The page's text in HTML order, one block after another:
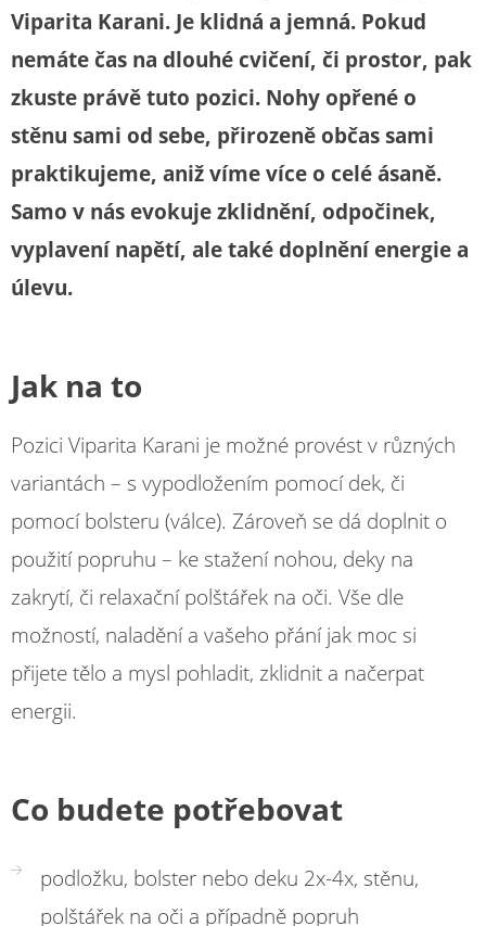
Viparita Karani. Je klidná a jemná. Pokud
nemáte čas na dlouhé cvičení, či prostor, pak
zkuste právě tuto pozici. Nohy opřené o
stěnu sami od sebe, přirozeně občas sami
praktikujeme, aniž víme více o celé ásaně.
Samo v nás evokuje zklidnění, odpočinek,
vyplavení napětí, ale také doplnění energie a
úlevu.
Jak na to
Pozici Viparita Karani je možné provést v různých
variantách – s vypodložením pomocí dek, či
pomocí bolsteru (válce). Zároveň se dá doplnit o
použití popruhu – ke stažení nohou, deky na
zakrytí, či relaxační polštářek na oči. Vše dle
možností, naladění a vašeho přání jak moc si
přijete tělo a mysl pohladit, zklidnit a načerpat
energii.
Co budete potřebovat
podložku, bolster nebo deku 2x-4x, stěnu,
polštářek na oči a případně popruh